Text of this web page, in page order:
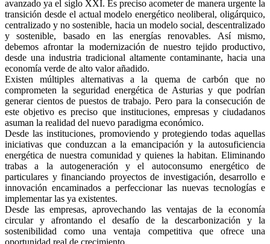
avanzado ya el siglo XXI. Es preciso acometer de manera urgente la
transición desde el actual modelo energético neoliberal, oligárquico,
centralizado y no sostenible, hacia un modelo social, descentralizado
y sostenible, basado en las energías renovables. Así mismo,
debemos afrontar la modernización de nuestro tejido productivo,
desde una industria tradicional altamente contaminante, hacia una
economía verde de alto valor añadido.
Existen múltiples alternativas a la quema de carbón que no
comprometen la seguridad energética de Asturias y que podrían
generar cientos de puestos de trabajo. Pero para la consecución de
este objetivo es preciso que instituciones, empresas y ciudadanos
asuman la realidad del nuevo paradigma económico.
Desde las instituciones, promoviendo y protegiendo todas aquellas
iniciativas que conduzcan a la emancipación y la autosuficiencia
energética de nuestra comunidad y quienes la habitan. Eliminando
trabas a la autogeneración y el autoconsumo energético de
particulares y financiando proyectos de investigación, desarrollo e
innovación encaminados a perfeccionar las nuevas tecnologías e
implementar las ya existentes.
Desde las empresas, aprovechando las ventajas de la economía
circular y afrontando el desafío de la descarbonización y la
sostenibilidad como una ventaja competitiva que ofrece una